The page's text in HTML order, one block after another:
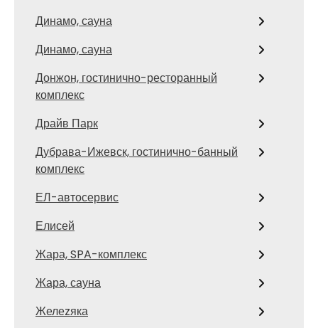
Динамо, сауна
Динамо, сауна
Донжон, гостинично-ресторанный
комплекс
Драйв Парк
Дубрава-Ижевск, гостинично-банный
комплекс
ЕЛ-автосервис
Елисей
Жара, SPA-комплекс
Жара, сауна
Желеzяка